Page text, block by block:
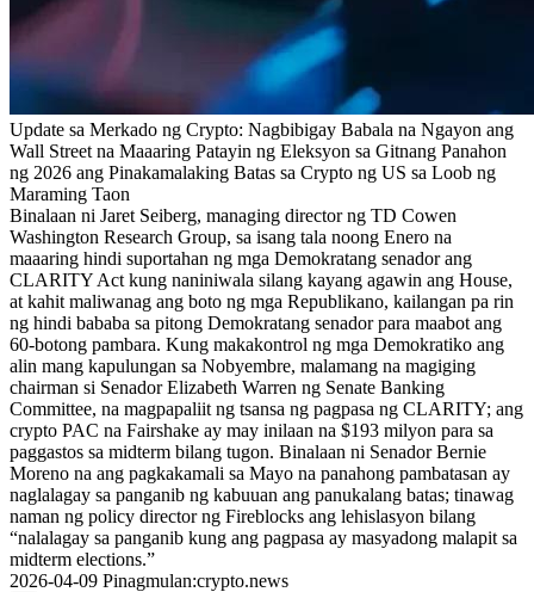
Update sa Merkado ng Crypto: Nagbibigay Babala na Ngayon ang
Wall Street na Maaaring Patayin ng Eleksyon sa Gitnang Panahon
ng 2026 ang Pinakamalaking Batas sa Crypto ng US sa Loob ng
Maraming Taon
Binalaan ni Jaret Seiberg, managing director ng TD Cowen
Washington Research Group, sa isang tala noong Enero na
maaaring hindi suportahan ng mga Demokratang senador ang
CLARITY Act kung naniniwala silang kayang agawin ang House,
at kahit maliwanag ang boto ng mga Republikano, kailangan pa rin
ng hindi bababa sa pitong Demokratang senador para maabot ang
60-botong pambara. Kung makakontrol ng mga Demokratiko ang
alin mang kapulungan sa Nobyembre, malamang na magiging
chairman si Senador Elizabeth Warren ng Senate Banking
Committee, na magpapaliit ng tsansa ng pagpasa ng CLARITY; ang
crypto PAC na Fairshake ay may inilaan na $193 milyon para sa
paggastos sa midterm bilang tugon. Binalaan ni Senador Bernie
Moreno na ang pagkakamali sa Mayo na panahong pambatasan ay
naglalagay sa panganib ng kabuuan ang panukalang batas; tinawag
naman ng policy director ng Fireblocks ang lehislasyon bilang
“nalalagay sa panganib kung ang pagpasa ay masyadong malapit sa
midterm elections.”
2026-04-09 Pinagmulan:crypto.news